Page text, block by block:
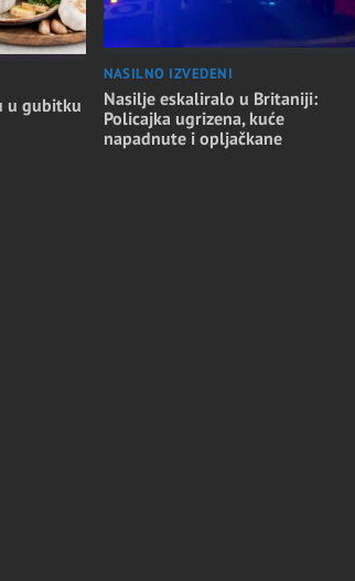
u gubitku
NASILNO IZVEDENI
Nasilje eskaliralo u Britaniji:
Policajka ugrizena, kuće
napadnute i opljačkane